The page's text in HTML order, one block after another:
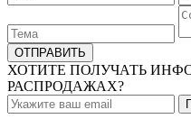
ХОТИТЕ ПОЛУЧАТЬ
РАСПРОДАЖАХ?